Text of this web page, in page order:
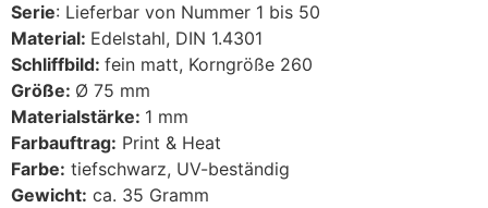
Serie: Lieferbar von Nummer 1 bis 50
Material: Edelstahl, DIN 1.4301
Schliffbild: fein matt, Korngröße 260
Größe: Ø 75 mm
Materialstärke: 1 mm
Farbauftrag: Print & Heat
Farbe: tiefschwarz, UV-beständig
Gewicht: ca. 35 Gramm